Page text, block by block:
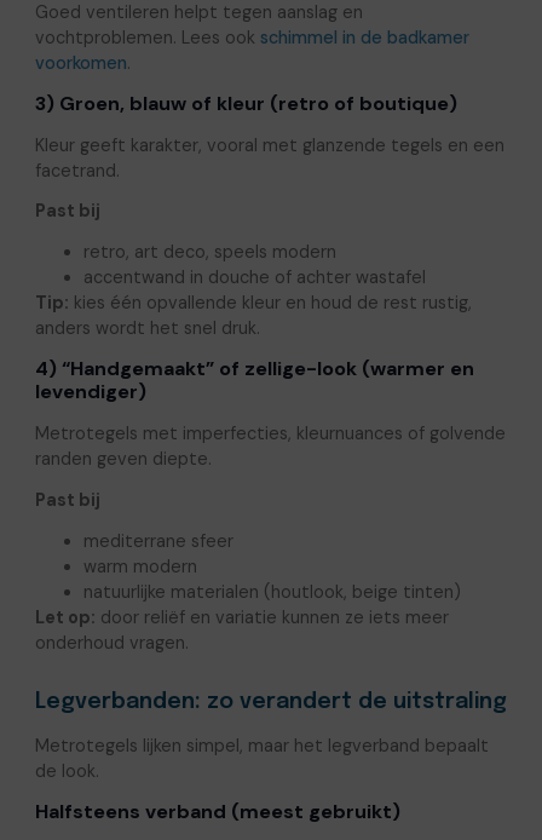
Goed ventileren helpt tegen aanslag en
vochtproblemen. Lees ook schimmel in de badkamer
voorkomen.
3) Groen, blauw of kleur (retro of boutique)
Kleur geeft karakter, vooral met glanzende tegels en een
facetrand.
Past bij
retro, art deco, speels modern
accentwand in douche of achter wastafel
Tip: kies één opvallende kleur en houd de rest rustig,
anders wordt het snel druk.
4) “Handgemaakt” of zellige-look (warmer en
levendiger)
Metrotegels met imperfecties, kleurnuances of golvende
randen geven diepte.
Past bij
mediterrane sfeer
warm modern
natuurlijke materialen (houtlook, beige tinten)
Let op: door reliëf en variatie kunnen ze iets meer
onderhoud vragen.
Legverbanden: zo verandert de uitstraling
Metrotegels lijken simpel, maar het legverband bepaalt
de look.
Halfsteens verband (meest gebruikt)